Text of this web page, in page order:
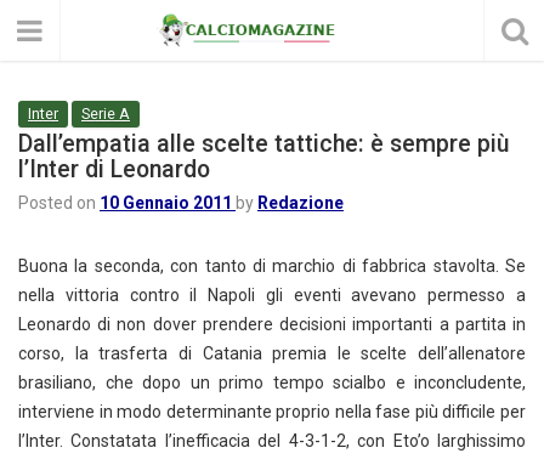
Inter Serie A
Dall’empatia alle scelte tattiche: è sempre più
l’Inter di Leonardo
Posted on 10 Gennaio 2011 by Redazione
Buona la seconda, con tanto di marchio di fabbrica stavolta. Se
nella vittoria contro il Napoli gli eventi avevano permesso a
Leonardo di non dover prendere decisioni importanti a partita in
corso, la trasferta di Catania premia le scelte dell’allenatore
brasiliano, che dopo un primo tempo scialbo e inconcludente,
interviene in modo determinante proprio nella fase più difficile per
l’Inter. Constatata l’inefficacia del 4-3-1-2, con Eto’o larghissimo